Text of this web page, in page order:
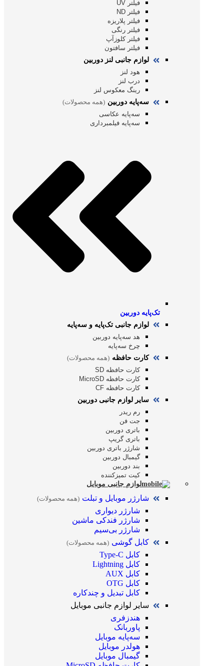
فیلتر UV
فیلتر ND
فیلتر پلاریزه
فیلتر رنگی
فیلتر کلوزآپ
فیلتر سافتون
لوازم جانبی لنز دوربین
هود لنز
درب لنز
رینگ معکوس لنز
سه‌پایه دوربین (همه محصولات)
سه‌پایه عکاسی
سه‌پایه فیلمبرداری
تک‌پایه دوربین
لوازم جانبی تک‌پایه و سه‌پایه
هد سه‌پایه دوربین
چرخ سه‌پایه
کارت حافظه (همه محصولات)
کارت حافظه SD
کارت حافظه MicroSD
کارت حافظه CF
سایر لوازم جانبی دوربین
رم ریدر
جت فن
باتری دوربین
باتری گریپ
شارژر باتری دوربین
گیمبال دوربین
بند دوربین
کیت تمیز‌کننده
لوازم جانبی موبایل
شارژر موبایل و تبلت (همه محصولات)
شارژر دیواری
شارژر فندکی ماشین
شارژر بی‌سیم
کابل گوشی (همه محصولات)
کابل Type-C
کابل Lightning
کابل AUX
کابل OTG
کابل تبدیل و چندکاره
سایر لوازم جانبی موبایل
هندزفری
پاوربانک
سه‌پایه موبایل
هولدر موبایل
گیمبال موبایل